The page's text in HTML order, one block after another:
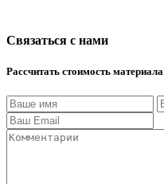
Связаться с нами
Рассчитать стоимость материала